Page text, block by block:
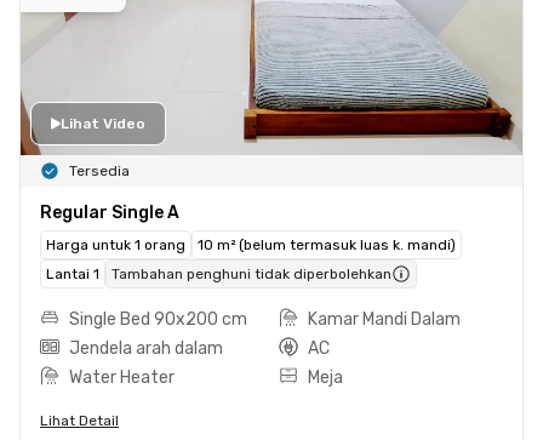
Lihat Video
Tersedia
Regular Single A
Harga untuk 1 orang
10 m² (belum termasuk luas k. mandi)
Lantai 1
Tambahan penghuni tidak diperbolehkan
Single Bed 90x200 cm
Kamar Mandi Dalam
Jendela arah dalam
AC
Water Heater
Meja
Lihat Detail